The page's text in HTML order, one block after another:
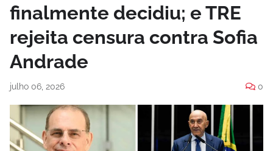
finalmente decidiu; e TRE
rejeita censura contra Sofia
Andrade
julho 06, 2026 0